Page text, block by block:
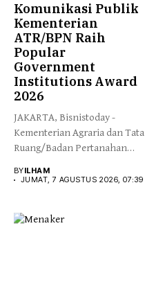
Komunikasi Publik
Kementerian
ATR/BPN Raih
Popular
Government
Institutions Award
2026
JAKARTA, Bisnistoday -
Kementerian Agraria dan Tata
Ruang/Badan Pertanahan
BYILHAM
JUMAT, 7 AGUSTUS 2026, 07:39